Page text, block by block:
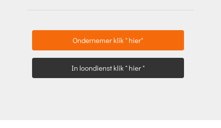
Ondernemer klik " hier"
In loondienst klik " hier "